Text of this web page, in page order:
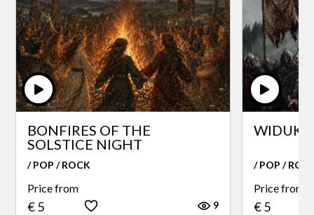
BONFIRES OF THE
SOLSTICE NIGHT
/ POP / ROCK
Price from
€ 5 9
/ POP /
Price from
€ 5